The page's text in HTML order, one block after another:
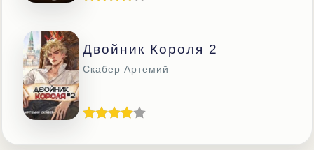
Двойник Короля 2
Скабер Артемий